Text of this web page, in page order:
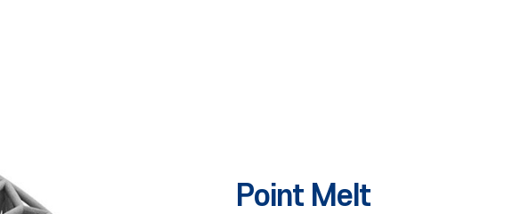
Point Melt